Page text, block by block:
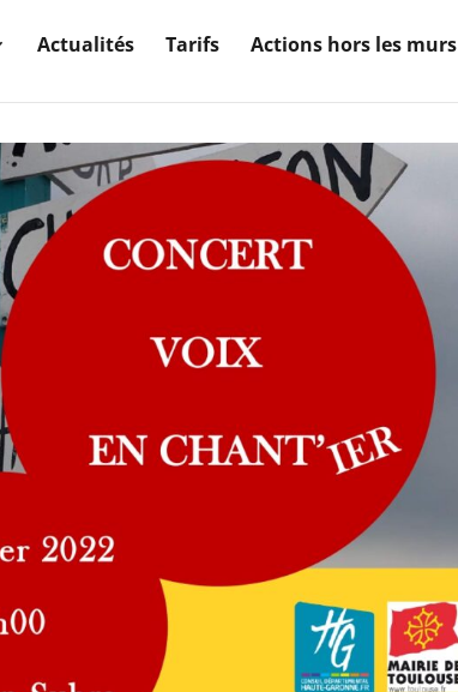
Actualités Tarifs Actions hors les murs